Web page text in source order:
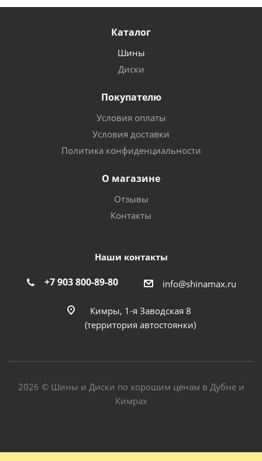
Каталог
Шины
Диски
Покупателю
Условия оплаты
Условия доставки
Политика конфиденциальности
О магазине
Отзывы
Контакты
Наши контакты
+7 903 800-89-80 info@shinamax.ru
Кимры, 1-я Заводская 8
(территория автостоянки)
2026 © Шины и Диски по хорошим ценам в Дубне и
Кимрах